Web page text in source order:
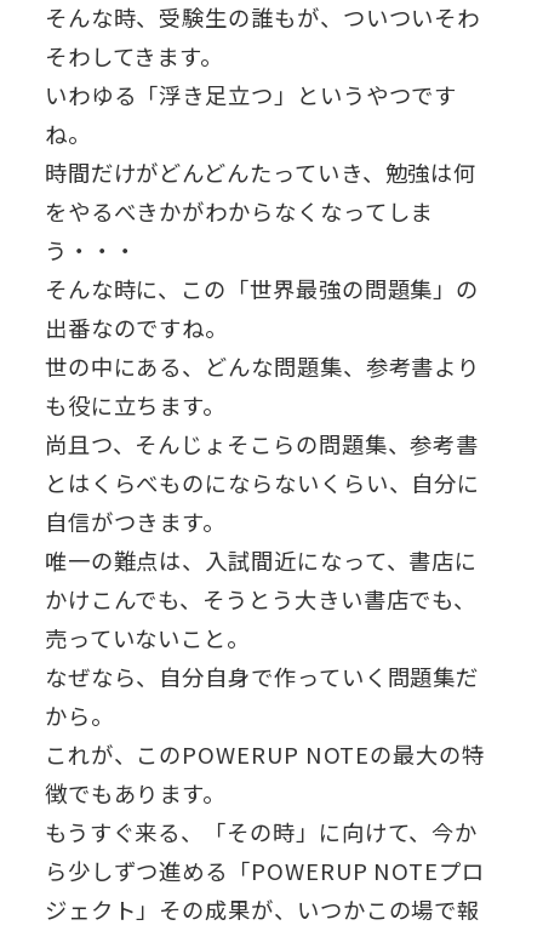
そんな時、受験生の誰もが、ついついそわ
そわしてきます。
いわゆる「浮き足立つ」というやつです
ね。
時間だけがどんどんたっていき、勉強は何
をやるべきかがわからなくなってしま
う・・・
そんな時に、この「世界最強の問題集」の
出番なのですね。
世の中にある、どんな問題集、参考書より
も役に立ちます。
尚且つ、そんじょそこらの問題集、参考書
とはくらべものにならないくらい、自分に
自信がつきます。
唯一の難点は、入試間近になって、書店に
かけこんでも、そうとう大きい書店でも、
売っていないこと。
なぜなら、自分自身で作っていく問題集だ
から。
これが、このPOWERUP NOTEの最大の特
徴でもあります。
もうすぐ来る、「その時」に向けて、今か
ら少しずつ進める「POWERUP NOTEプロ
ジェクト」その成果が、いつかこの場で報